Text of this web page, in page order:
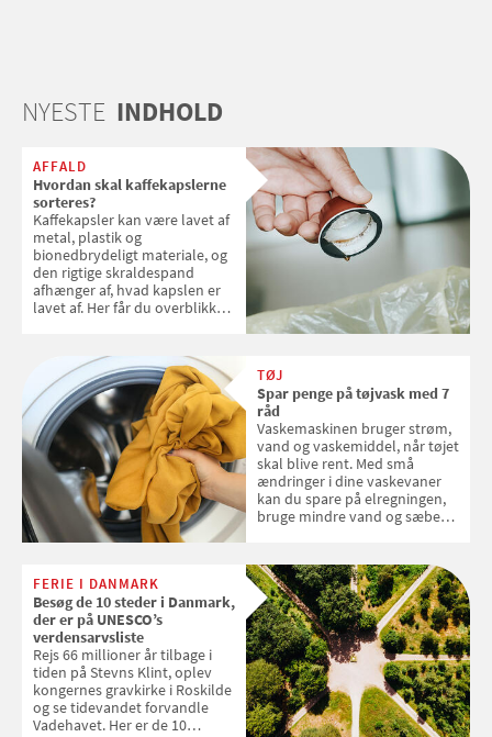
NYESTE INDHOLD
AFFALD
Hvordan skal kaffekapslerne
sorteres?
Kaffekapsler kan være lavet af
metal, plastik og
bionedbrydeligt materiale, og
den rigtige skraldespand
afhænger af, hvad kapslen er
lavet af. Her får du overblikket
TØJ
Spar penge på tøjvask med 7
råd
Vaskemaskinen bruger strøm,
vand og vaskemiddel, når tøjet
skal blive rent. Med små
ændringer i dine vaskevaner
kan du spare på elregningen,
bruge mindre vand og sæbe
enkle råd til at spare penge på
tøjvasken
FERIE I DANMARK
Besøg de 10 steder i Danmark,
der er på UNESCO’s
verdensarvsliste
Rejs 66 millioner år tilbage i
tiden på Stevns Klint, oplev
kongernes gravkirke i Roskilde
og se tidevandet forvandle
Vadehavet. Her er de 10